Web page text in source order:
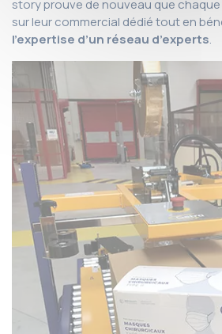
story prouve de nouveau que
sur leur commercial dédié tout en
l’expertise d’un réseau d’experts.